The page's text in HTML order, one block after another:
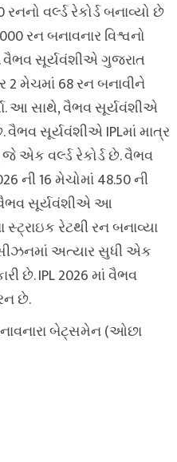
વર્લ્ડ રેકોર્ડ બનાવ્યો છે
રન બનાવનાર વિશ્વનો
વૈભવ સૂર્યવંશીએ ગુજરાત
2 મેચમાં 68 રન બનાવીને
આ સાથે, વૈભવ સૂર્યવંશીએ
વૈભવ સૂર્યવંશીએ IPLમાં માત્ર
એક વર્લ્ડ રેકોર્ડ છે. વૈભવ
ની 16 મેચોમાં 48.50 ની
વૈભવ સૂર્યવંશીએ આ
સ્ટ્રાઇક રેટથી રન બનાવ્યા
અત્યાર સુધી એક
છે. IPL 2026 માં વૈભવ
છે.
બેટ્સમેન (ઓછા